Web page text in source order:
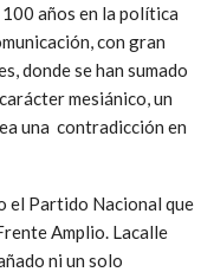
años en la política
con gran
donde se han sumado
mesiánico, un
una contradicción en
el Partido Nacional que
Amplio. Lacalle
ni un solo